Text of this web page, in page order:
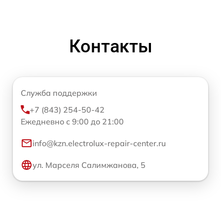
Контакты
Служба поддержки
+7 (843) 254-50-42
Ежедневно с 9:00 до 21:00
info@kzn.electrolux-repair-center.ru
ул. Марселя Салимжанова, 5